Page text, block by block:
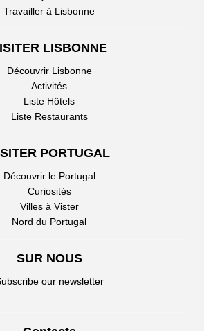
Travailler à Lisbonne
LISBONNE
Découvrir Lisbonne
Activités
Liste Hôtels
Liste Restaurants
PORTUGAL
Découvrir le Portugal
Curiosités
Villes à Vister
Nord du Portugal
SUR NOUS
our newsletter